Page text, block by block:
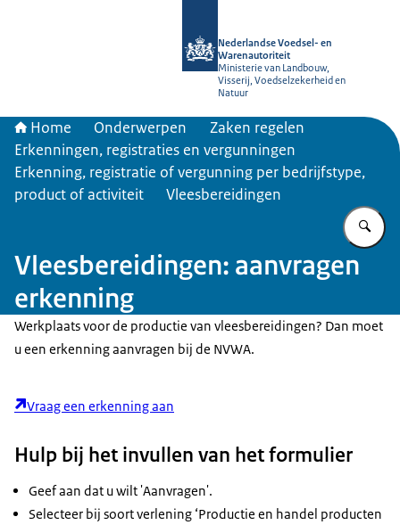
Nederlandse Voedsel- en
Warenautoriteit
Ministerie van Landbouw,
Visserij, Voedselzekerheid en
Natuur
Home Onderwerpen
Zaken regelen
Erkenningen, registraties en vergunningen
Erkenning, registratie of vergunning per bedrijfstype,
product of activiteit
Vleesbereidingen
Vleesbereidingen: aanvragen
erkenning
Werkplaats voor de productie van vleesbereidingen? Dan moet
u een erkenning aanvragen bij de NVWA.
Vraag een erkenning aan
Hulp bij het invullen van het formulier
Geef aan dat u wilt 'Aanvragen'.
Selecteer bij soort verlening ‘Productie en handel producten